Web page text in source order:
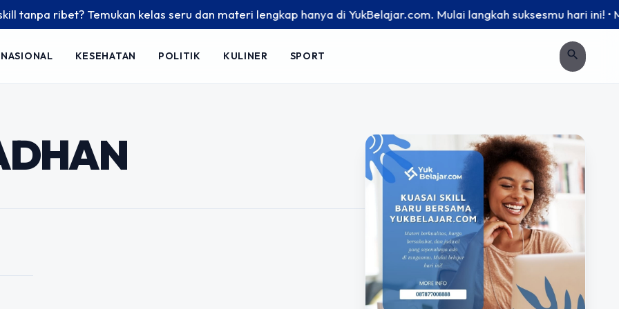
ribet? Temukan kelas seru dan materi lengkap hanya di YukBelajar.com. Mulai langkah suksesmu hari ini! •
NASIONAL KESEHATAN POLITIK KULINER SPORT search
Renald
Karena
2020 dunia hiburan kembali